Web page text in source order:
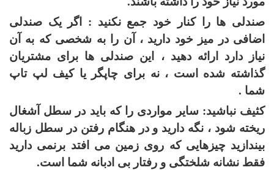
صندلی ها را کنار خود جمع نکنید : اگر یک صندلی
اضافی در میز خود دارید ، آن را به شخصی که به آن
نیاز دارد ارائه دهید ، این صندلی ها برای مشتریان
گذاشته شده است ، نه برای چاپگر یا کیف لپ تاپ
شما .
کثیف نباشید: سایر مواردی را که باید در سطل آشغال
ریخته شود ، نگه دارید و در هنگام رفتن در سطل زباله
بیندازید چیزهایی که روی زمین می افتد برنمی دارید
فقط نشانه شلختگی و رفتار بی ادبانه شما است.